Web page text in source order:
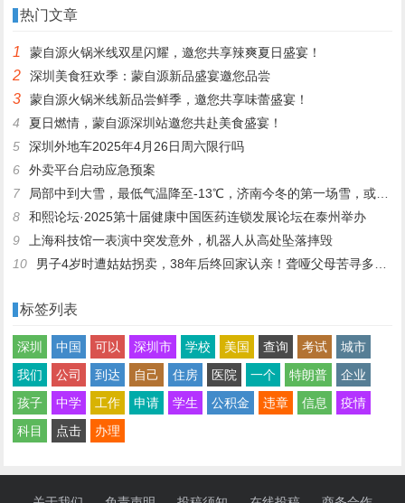
热门文章
1 蒙自源火锅米线双星闪耀，邀您共享辣爽夏日盛宴！
2 深圳美食狂欢季：蒙自源新品盛宴邀您品尝
3
蒙自源火锅米线新品尝鲜季，邀您共享味蕾盛宴！
4
夏日燃情，蒙自源深圳站邀您共赴美食盛宴！
5
深圳外地车2025年4月26日周六限行吗
6
外卖平台启动应急预案
7
局部中到大雪，最低气温降至-13℃，济南今冬的第一场雪，或跟去年同一时间！
8
和熙论坛·2025第十届健康中国医药连锁发展论坛在泰州举办
9
上海科技馆一表演中突发意外，机器人从高处坠落摔毁
10
男子4岁时遭姑姑拐卖，38年后终回家认亲！聋哑父母苦寻多年，母亲已抱憾离世丨红星寻人
标签列表
深圳 中国 可以 深圳市 学校 美国 查询 考试
城市
我们
公司 到达 自己 住房 医院 一个 特朗普
企业
孩子
中学 工作 申请 学生 公积金 违章 信息
疫情
科目
点击 办理